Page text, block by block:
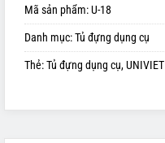
Mã sản phẩm:U-18
Danh mục:Tủ đựng dụng cụ
Thẻ:Tủ đựng dụng cụ,UNIVIET